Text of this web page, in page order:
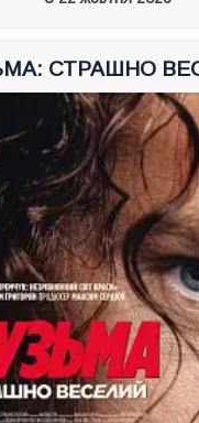
СТРАШНО